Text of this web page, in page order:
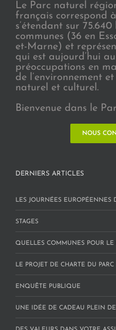
Le Parc naturel
français correspond
s’étendant sur
communes (36 en
et-Marne) et
qui est aujourd’hui
préoccupations en
de l’environnement
naturel et culturel.
Bienvenue dans le
NOUS
DERNIERS ARTICLES
LES JOURNÉES EUROPÉENNES
STAGES
QUELLES COMMUNES POUR
LE PROJET DE CHARTE DU PARC
ENQUÊTE PUBLIQUE
UNE IDÉE DE CADEAU PLEIN